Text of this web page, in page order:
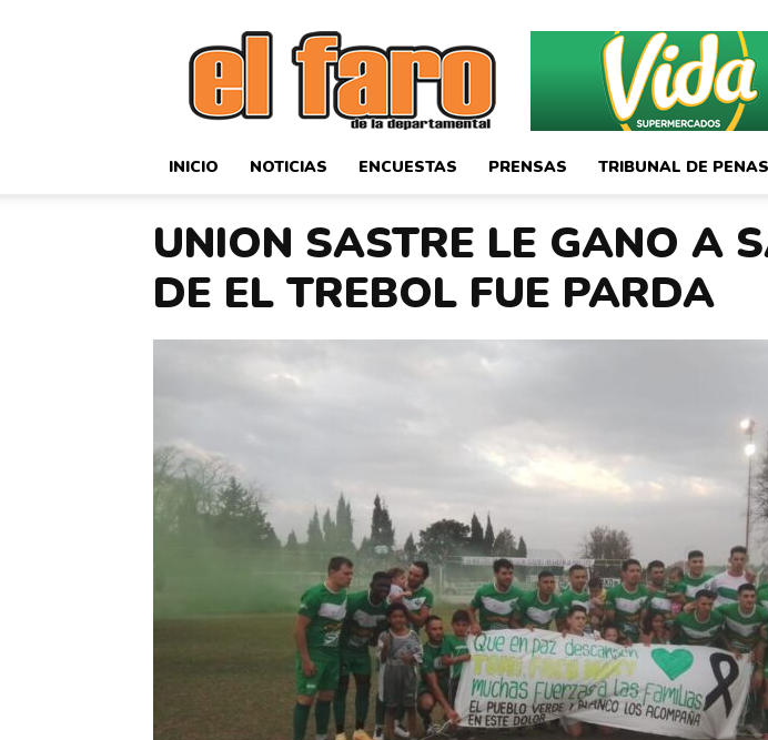
El
Faro
Deportivo
INICIO NOTICIAS ENCUESTAS PRENSAS TRIBUNAL DE PENAS
UNION SASTRE LE GANO A
DE EL TREBOL FUE PARDA